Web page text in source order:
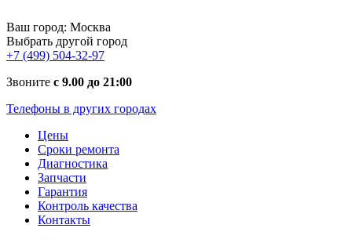
Ваш город: Москва
Выбрать другой город
+7 (499) 504-32-97
Звоните с 9.00 до 21:00
Телефоны в других городах
Цены
Сроки ремонта
Диагностика
Запчасти
Гарантия
Контроль качества
Контакты